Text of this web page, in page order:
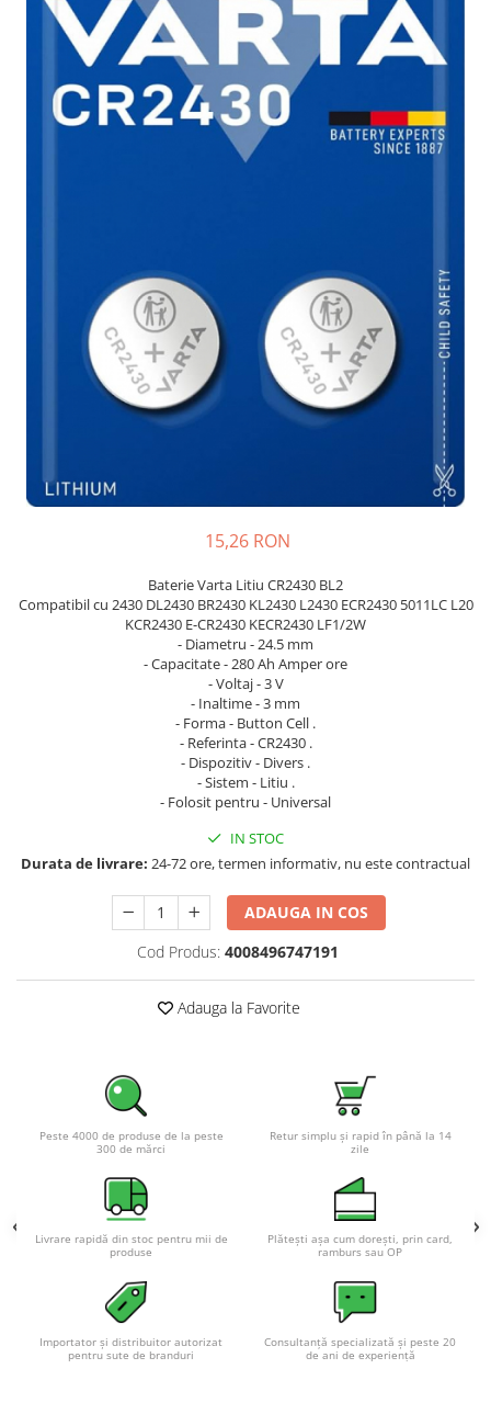
Incarcatoare acumulatori
Panouri fotovoltaice si accesorii
Panouri fotovoltaice
Sisteme prindere panouri
fotovoltaice
Invertoare Off-grid
Controlere solare
Convertoare de tensiune
LiFePO4
Pachete complete stocare energie
Sisteme de Stocare Comerciale
Sisteme fotovoltaice complete
Sisteme fotovoltaice de putere
mica (rulota/caravan/case de
Sisteme fotovoltaice profesionale
Pachete sisteme fotovoltaice
Statii de incarcare vehicule
Cabluri de incarcare vehicule
Prize de incarcare vehicule
Turbine eoliene pentru casă
Baterii si acumulatori AGM VRLA
Acumulatori Moto, ATV
Li-Ion
Deep Cycle - Tractiune/Semi-
Marine & Caravan
15,26 RON
Baterie Varta Litiu CR2430 BL2
Compatibil cu 2430 DL2430 BR2430 KL2430 L2430 ECR2430 5011LC L20
KCR2430 E-CR2430 KECR2430 LF1/2W
- Diametru - 24.5 mm
- Capacitate - 280 Ah Amper ore
- Voltaj - 3 V
- Inaltime - 3 mm
- Forma - Button Cell .
- Referinta - CR2430 .
- Dispozitiv - Divers .
- Sistem - Litiu .
- Folosit pentru - Universal
IN STOC
Durata de livrare: 24-72 ore, termen informativ, nu este contractual
ADAUGA IN COS
Cod Produs: 4008496747191
Adauga la Favorite
Peste 4000 de produse de la peste
300 de mărci
Retur simplu și rapid în până la 14
zile
Livrare rapidă din stoc pentru mii de
produse
Plătești așa cum dorești, prin card,
ramburs sau OP
Importator și distribuitor autorizat
pentru sute de branduri
Consultanță specializată și peste 20
de ani de experiență